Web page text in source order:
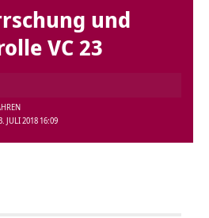
und
VC 23
JULI 2018 16:09